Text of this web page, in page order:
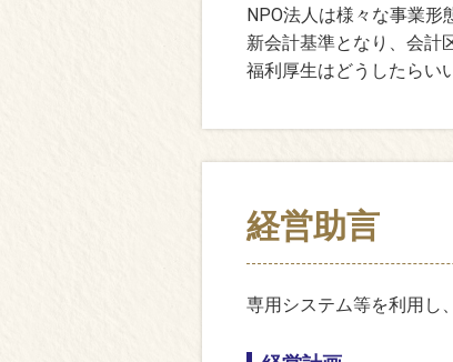
NPO法人は様々な事業形
新会計基準となり、会計
福利厚生はどうしたらい
経営助言
専用システム等を利用し